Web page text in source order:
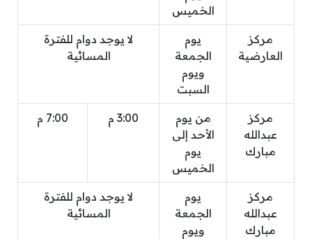
الخميس
مركز
العارضية
يوم
الجمعة
ويوم
السبت
لا يوجد دوام للفترة
المسائية
مركز
عبدالله
مبارك
من يوم
الأحد إلى
يوم
الخميس
3:00 م 7:00 م
مركز
عبدالله
مبارك
يوم
الجمعة
ويوم
لا يوجد دوام للفترة
المسائية